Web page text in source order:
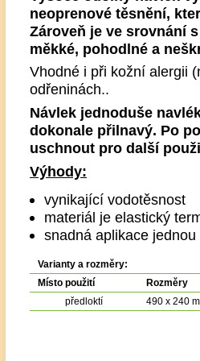
neoprenové těsnění,
Zároveň je ve srovnání
měkké, pohodlné a
Vhodné i při kožní alergii
odřeninách..
Návlek jednoduše
dokonale přilnavý. Po
uschnout pro další
Výhody:
vynikající vodotěsnost
materiál je elastický
snadná aplikace jednou
Varianty a rozměry:
Místo použití
Rozměry
předloktí
490 x 240